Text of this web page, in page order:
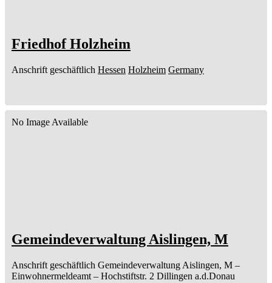
Friedhof Holzheim
Anschrift geschäftlich Hessen Holzheim Germany
No Image Available
Gemeindeverwaltung Aislingen, M
Anschrift geschäftlich Gemeindeverwaltung Aislingen, M –
Einwohnermeldeamt – Hochstiftstr. 2 Dillingen a.d.Donau